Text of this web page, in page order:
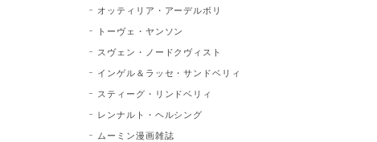
オッティリア・アーデルボリ
トーヴェ・ヤンソン
スヴェン・ノードクヴィスト
インゲル＆ラッセ・サンドベリィ
スティーグ・リンドベリィ
レンナルト・ヘルシング
ムーミン漫画雑誌